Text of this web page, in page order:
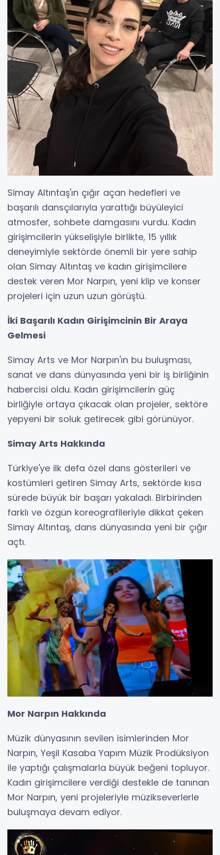
Simay Altıntaş'ın çığır açan hedefleri ve
başarılı dansçılarıyla yarattığı büyüleyici
atmosfer, sohbete damgasını vurdu. Kadın
girişimcilerin yükselişiyle birlikte, 15 yıllık
deneyimiyle sektörde önemli bir yere sahip
olan Simay Altıntaş ve kadın girişimcilere
destek veren Mor Narpın, yeni klip ve konser
projeleri için uzun uzun görüştü.
İki Başarılı Kadın Girişimcinin Bir Araya
Gelmesi
Simay Arts ve Mor Narpın'ın bu buluşması,
sanat ve dans dünyasında yeni bir iş birliğinin
habercisi oldu. Kadın girişimcilerin güç
birliğiyle ortaya çıkacak olan projeler, sektöre
yepyeni bir soluk getirecek gibi görünüyor.
Simay Arts Hakkında
Türkiye'ye ilk defa özel dans gösterileri ve
kostümleri getiren Simay Arts, sektörde kısa
sürede büyük bir başarı yakaladı. Birbirinden
farklı ve özgün koreografileriyle dikkat çeken
Simay Altıntaş, dans dünyasında yeni bir çığır
açtı.
Mor Narpın Hakkında
Müzik dünyasının sevilen isimlerinden Mor
Narpın, Yeşil Kasaba Yapım Müzik Prodüksiyon
ile yaptığı çalışmalarla büyük beğeni topluyor.
Kadın girişimcilere verdiği destekle de tanınan
Mor Narpın, yeni projeleriyle müzikseverlerle
buluşmaya devam ediyor.